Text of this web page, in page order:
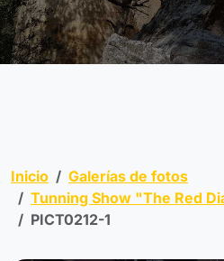
Inicio
Galerías de fotos
Tunning Show "The Red
PICT0212-1